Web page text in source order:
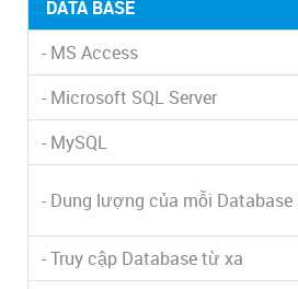
DATA BASE
- MS Access
- Microsoft SQL Server
- MySQL
- Dung lượng của mỗi Database
- Truy cập Database từ xa